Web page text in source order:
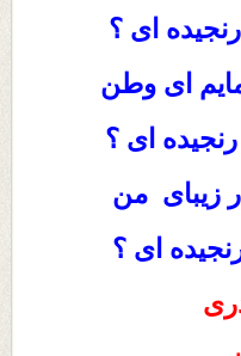
ای ؟
ای وطن
ای ؟
زیبای من
ای ؟